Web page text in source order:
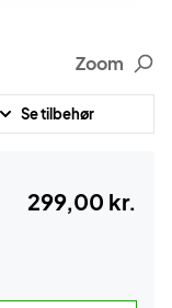
Zoom
Se tilbehør
299,00 kr.